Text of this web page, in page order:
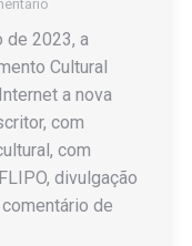
de 2023, a
Cultural
a nova
com
com
divulgação
comentário de